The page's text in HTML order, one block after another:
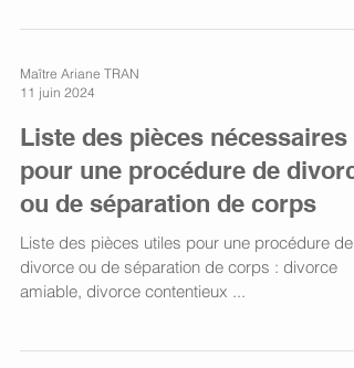
Maître Ariane TRAN
11 juin 2024
Liste des pièces nécessaires
pour une procédure de
ou de séparation de corps
Liste des pièces utiles pour une procédure de
divorce ou de séparation de corps : divorce
amiable, divorce contentieux ...